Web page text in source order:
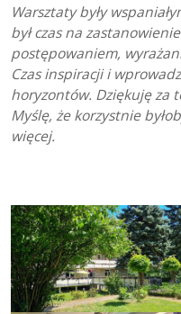
Warsztaty były
był czas na
postępowaniem,
Czas inspiracji i
horyzontów. Dziękuję za
Myślę, że korzystnie
więcej.